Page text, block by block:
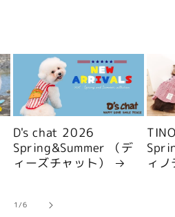
D's chat 2026
Spring&Summer （デ
ィーズチャット）
ィ
1/の
6